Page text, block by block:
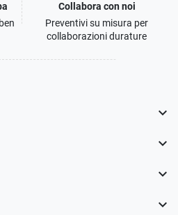
Collabora con noi
Preventivi su misura per
collaborazioni durature



